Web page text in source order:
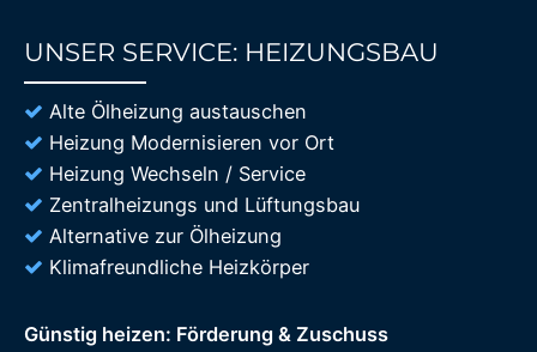
UNSER SERVICE: HEIZUNGSBAU
Alte Ölheizung austauschen
Heizung Modernisieren vor Ort
Heizung Wechseln / Service
Zentralheizungs und Lüftungsbau
Alternative zur Ölheizung
Klimafreundliche Heizkörper
Günstig heizen: Förderung & Zuschuss